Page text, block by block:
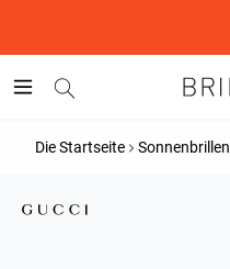
Die Startseite Sonnenbrillen